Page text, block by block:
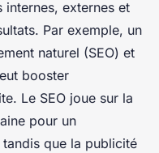
externes et
Par exemple, un
naturel (SEO) et
booster
Le SEO joue sur la
pour un
que la publicité